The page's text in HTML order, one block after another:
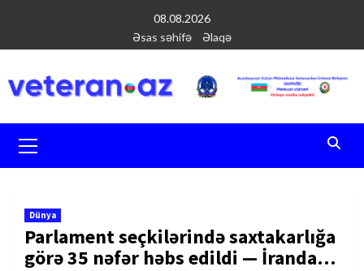
содержимому
08.08.2026
Əsas səhifə
Əlaqə
меню
Dünya
Parlament seçkilərində saxtakarlığa
görə 35 nəfər həbs edildi — İranda…